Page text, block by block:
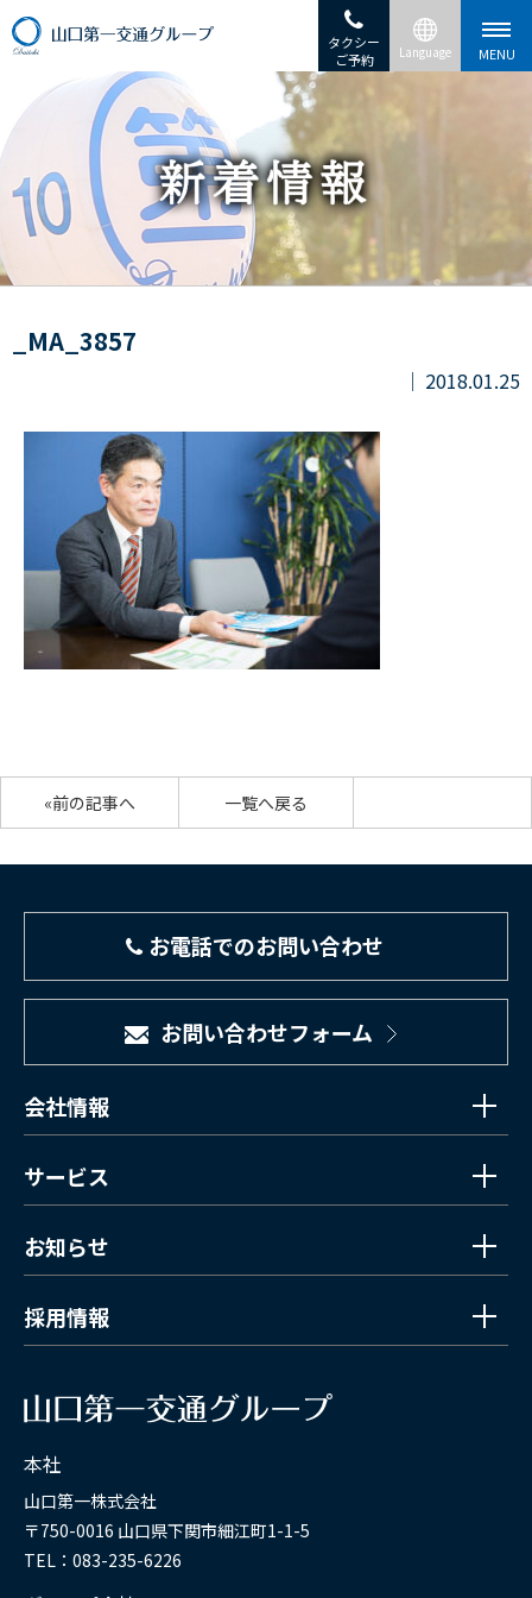
タクシー
ご予約
_MA_3857
2018.01.25
«前の記事へ 一覧へ戻る
お電話でのお問い合わせ
お問い合わせフォーム
会社情報
サービス
お知らせ
採用情報
本社
山口第一株式会社
〒750-0016 山口県下関市細江町1-1-5
TEL：083-235-6226